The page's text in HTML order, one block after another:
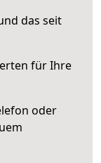
das seit
für Ihre
oder